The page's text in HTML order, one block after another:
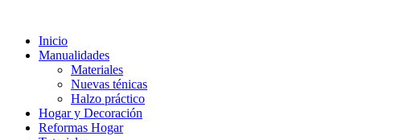
contenido
Inicio
Manualidades
Materiales
Nuevas ténicas
Halzo práctico
Hogar y Decoración
Reformas Hogar